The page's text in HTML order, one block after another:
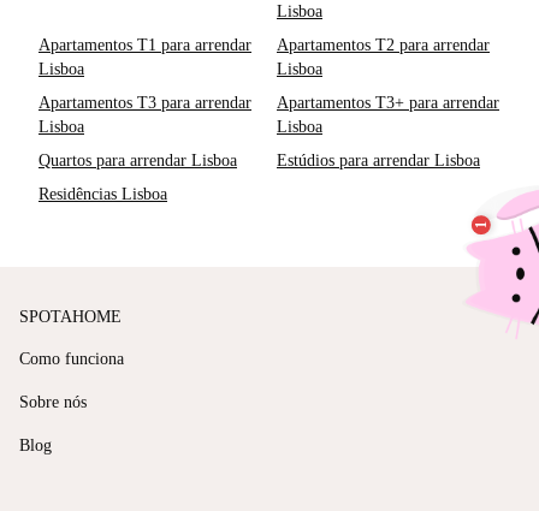
Lisboa
Apartamentos T1 para arrendar
Lisboa
Apartamentos T2 para arrendar
Lisboa
Apartamentos T3 para arrendar
Lisboa
Apartamentos T3+ para arrendar
Lisboa
Quartos para arrendar Lisboa
Estúdios para arrendar Lisboa
Residências Lisboa
SPOTAHOME
Como funciona
Sobre nós
Blog